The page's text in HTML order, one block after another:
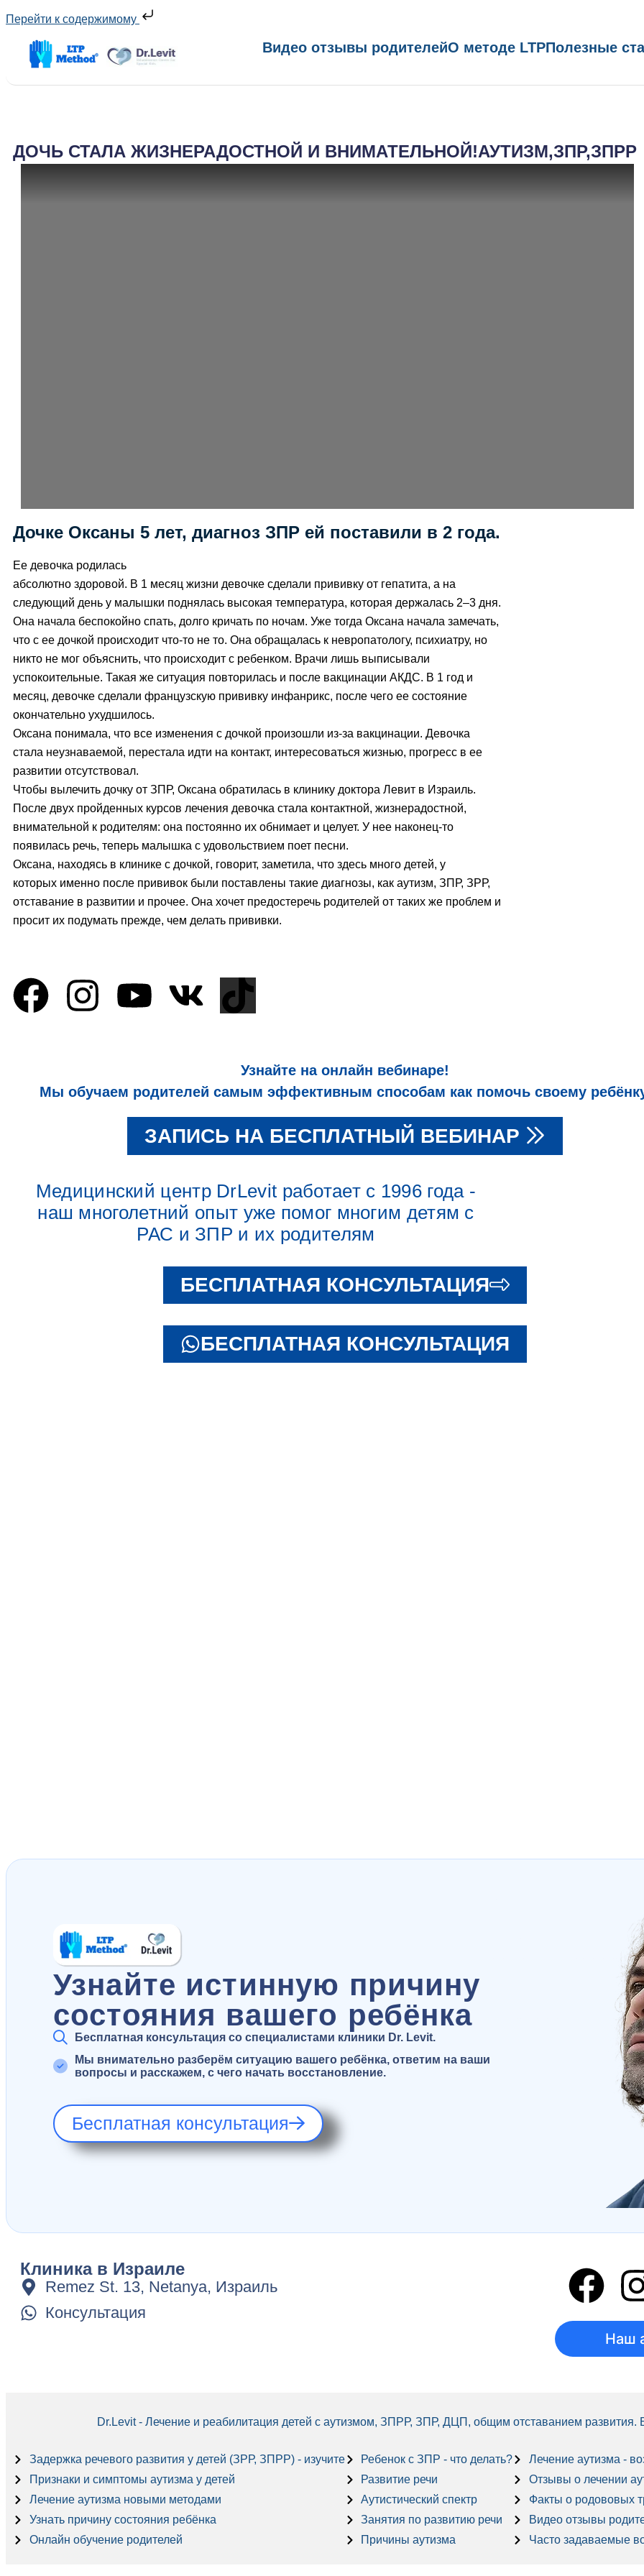
Перейти к содержимому
Видео отзывы родителейО методе LTPПолезные
ДОЧЬ СТАЛА ЖИЗНЕРАДОСТНОЙ И ВНИМАТЕЛЬНОЙ!АУТИЗМ,ЗПР,ЗПРР
Дочке Оксаны 5 лет, диагноз ЗПР ей поставили в 2 года.
Ее девочка родилась
абсолютно здоровой. В 1 месяц жизни девочке сделали прививку от гепатита, а на
следующий день у малышки поднялась высокая температура, которая держалась 2–3 дня.
Она начала беспокойно спать, долго кричать по ночам. Уже тогда Оксана начала замечать,
что с ее дочкой происходит что-то не то. Она обращалась к невропатологу, психиатру, но
никто не мог объяснить, что происходит с ребенком. Врачи лишь выписывали
успокоительные. Такая же ситуация повторилась и после вакцинации АКДС. В 1 год и
месяц, девочке сделали французскую прививку инфанрикс, после чего ее состояние
окончательно ухудшилось.
Оксана понимала, что все изменения с дочкой произошли из-за вакцинации. Девочка
стала неузнаваемой, перестала идти на контакт, интересоваться жизнью, прогресс в ее
развитии отсутствовал.
Чтобы вылечить дочку от ЗПР, Оксана обратилась в клинику доктора Левит в Израиль.
После двух пройденных курсов лечения девочка стала контактной, жизнерадостной,
внимательной к родителям: она постоянно их обнимает и целует. У нее наконец-то
появилась речь, теперь малышка с удовольствием поет песни.
Оксана, находясь в клинике с дочкой, говорит, заметила, что здесь много детей, у
которых именно после прививок были поставлены такие диагнозы, как аутизм, ЗПР, ЗРР,
отставание в развитии и прочее. Она хочет предостеречь родителей от таких же проблем и
просит их подумать прежде, чем делать прививки.
Узнайте на онлайн вебинаре!
Мы обучаем родителей самым эффективным способам как помочь своему
ЗАПИСЬ НА БЕСПЛАТНЫЙ ВЕБИНАР
Медицинский центр DrLevit работает с 1996 года -
наш многолетний опыт уже помог многим детям с
РАС и ЗПР и их родителям
БЕСПЛАТНАЯ КОНСУЛЬТАЦИЯ
БЕСПЛАТНАЯ КОНСУЛЬТАЦИЯ
Узнайте истинную причину
состояния вашего ребёнка
Бесплатная консультация со специалистами клиники Dr. Levit.
Мы внимательно разберём ситуацию вашего ребёнка, ответим на ваши
вопросы и расскажем, с чего начать восстановление.
Бесплатная консультация
Клиника в Израиле
Remez St. 13, Netanya, Израиль
Консультация
Наш
Dr.Levit - Лечение и реабилитация детей с аутизмом, ЗПРР, ЗПР, ДЦП, общим отставанием
Задержка речевого развития у детей (ЗРР, ЗПРР) - изучите
Признаки и симптомы аутизма у детей
Лечение аутизма новыми методами
Узнать причину состояния ребёнка
Онлайн обучение родителей
Ребенок с ЗПР - что делать?
Развитие речи
Аутистический спектр
Занятия по развитию речи
Причины аутизма
Лечение аутизма -
Отзывы о лечении
Факты о родововых
Видео отзывы
Часто задаваемые